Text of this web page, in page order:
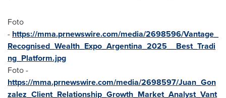
Foto
- https://mma.prnewswire.com/media/2698596/Vantage_
Recognised_Wealth_Expo_Argentina_2025__Best_Tradi
ng_Platform.jpg
Foto -
https://mma.prnewswire.com/media/2698597/Juan_Gon
zalez_Client_Relationship_Growth_Market_Analyst_Vant